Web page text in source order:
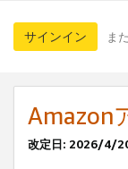
サインイン ま
Amazon
改定日: 2026/4/